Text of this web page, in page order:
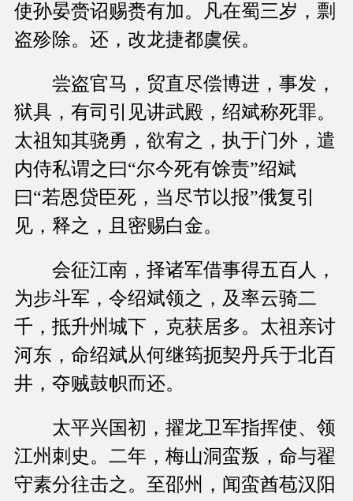
使孙晏赍诏赐赉有加。凡在蜀三岁，剽
盗殄除。还，改龙捷都虞侯。
尝盗官马，贸直尽偿博进，事发，
狱具，有司引见讲武殿，绍斌称死罪。
太祖知其骁勇，欲宥之，执于门外，遣
内侍私谓之曰“尔今死有馀责”绍斌
曰“若恩贷臣死，当尽节以报”俄复引
见，释之，且密赐白金。
会征江南，择诸军借事得五百人，
为步斗军，令绍斌领之，及率云骑二
千，抵升州城下，克获居多。太祖亲讨
河东，命绍斌从何继筠扼契丹兵于北百
井，夺贼鼓帜而还。
太平兴国初，擢龙卫军指挥使、领
江州刺史。二年，梅山洞蛮叛，命与翟
守素分往击之。至邵州，闻蛮酋苞汉阳